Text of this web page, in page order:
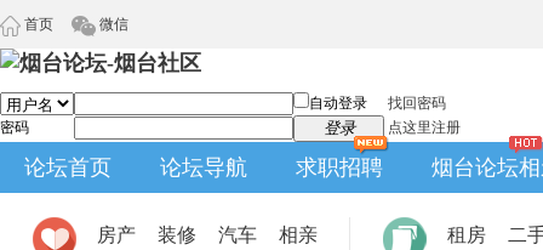
首页 微信
自动登录
找回密码
密码
登录 点这里注册
论坛首页 论坛导航 求职招聘 烟台论坛
房产 装修 汽车
相亲
租房
二